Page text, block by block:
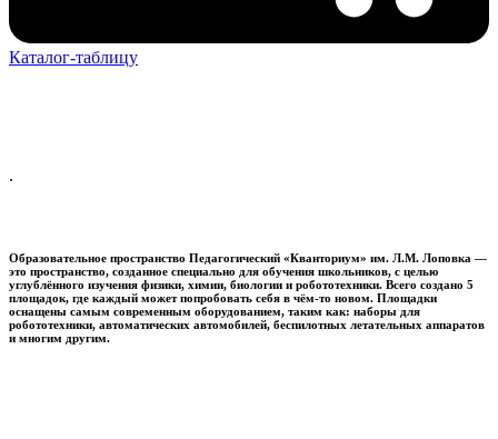
Каталог-таблицу
.
Образовательное пространство Педагогический «Кванториум» им. Л.М. Лоповка —
это пространство, созданное специально для обучения школьников, с целью
углублённого изучения физики, химии, биологии и робототехники. Всего создано 5
площадок, где каждый может попробовать себя в чём-то новом. Площадки
оснащены самым современным оборудованием, таким как: наборы для
робототехники, автоматических автомобилей, беспилотных летательных аппаратов
и многим другим.